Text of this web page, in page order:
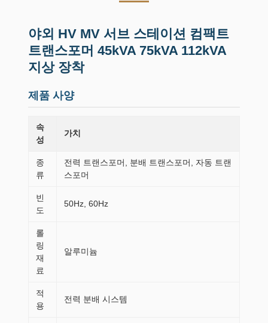
야외 HV MV 서브 스테이션 컴팩트
트랜스포머 45kVA 75kVA 112kVA
지상 장착
제품 사양
속
성
가치
종
류
전력 트랜스포머, 분배 트랜스포머, 자동 트랜
스포머
빈
도
50Hz, 60Hz
롤
링
재
료
알루미늄
적
용
전력 분배 시스템